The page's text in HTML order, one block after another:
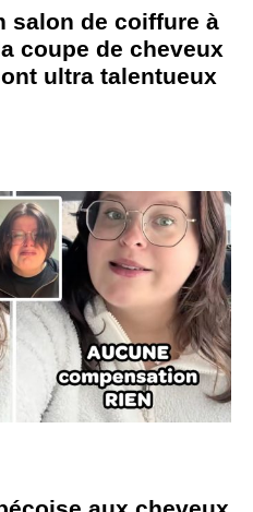
salon de coiffure à
coupe de cheveux
ultra talentueux